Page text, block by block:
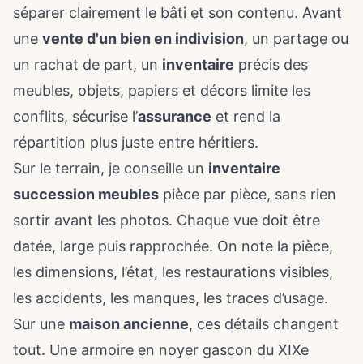
séparer clairement le bâti et son contenu. Avant
une vente d'un bien en indivision, un partage ou
un rachat de part, un inventaire précis des
meubles, objets, papiers et décors limite les
conflits, sécurise l’assurance et rend la
répartition plus juste entre héritiers.
Sur le terrain, je conseille un inventaire
succession meubles pièce par pièce, sans rien
sortir avant les photos. Chaque vue doit être
datée, large puis rapprochée. On note la pièce,
les dimensions, l’état, les restaurations visibles,
les accidents, les manques, les traces d’usage.
Sur une maison ancienne, ces détails changent
tout. Une armoire en noyer gascon du XIXe